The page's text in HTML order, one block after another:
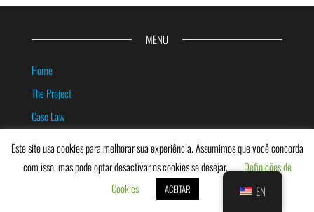
MENU
Home
The Project
Case Law
News
Este site usa cookies para melhorar sua experiência. Assumimos que você concorda
com isso, mas pode optar desactivar os cookies se desejar.
Definições de
Cookies
ACEITAR EN